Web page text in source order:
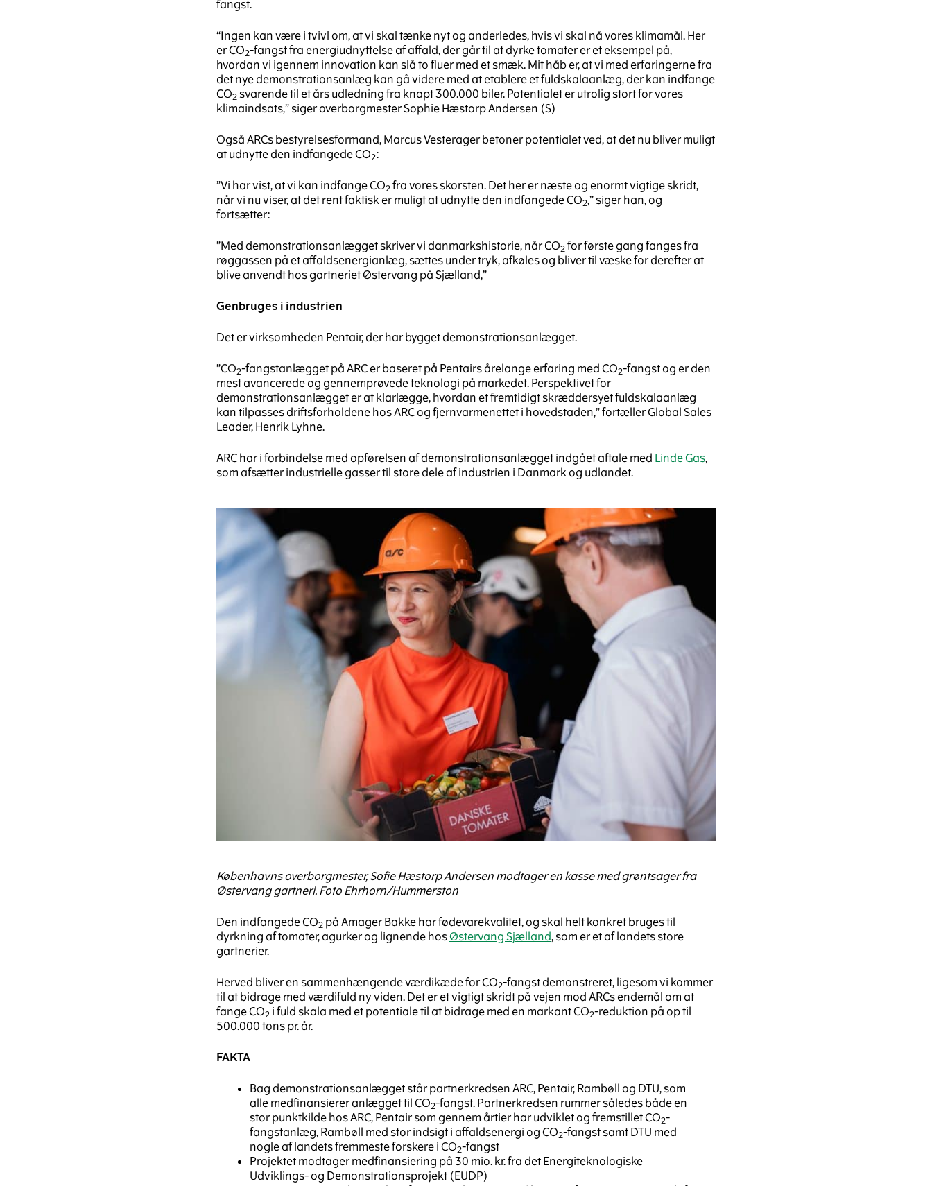
fangst.
“Ingen kan være i tvivl om, at vi skal tænke nyt og anderledes, hvis vi skal nå vores klimamål. Her
er CO2-fangst fra energiudnyttelse af affald, der går til at dyrke tomater er et eksempel på,
hvordan vi igennem innovation kan slå to fluer med et smæk. Mit håb er, at vi med erfaringerne fra
det nye demonstrationsanlæg kan gå videre med at etablere et fuldskalaanlæg, der kan indfange
CO2 svarende til et års udledning fra knapt 300.000 biler. Potentialet er utrolig stort for vores
klimaindsats,” siger overborgmester Sophie Hæstorp Andersen (S)
Også ARCs bestyrelsesformand, Marcus Vesterager betoner potentialet ved, at det nu bliver muligt
at udnytte den indfangede CO2:
”Vi har vist, at vi kan indfange CO2fra vores skorsten. Det her er næste og enormt vigtige skridt,
når vi nu viser, at det rent faktisk er muligt at udnytte den indfangede CO2,” siger han, og
fortsætter:
”Med demonstrationsanlægget skriver vi danmarkshistorie, når CO2for første gang fanges fra
røggassen på et affaldsenergianlæg, sættes under tryk, afkøles og bliver til væske for derefter at
blive anvendt hos gartneriet Østervang på Sjælland,”
Genbruges i industrien
Det er virksomheden Pentair, der har bygget demonstrationsanlægget.
”CO2-fangstanlægget på ARC er baseret på Pentairs årelange erfaring med CO2-fangst og er den
mest avancerede og gennemprøvede teknologi på markedet. Perspektivet for
demonstrationsanlægget er at klarlægge, hvordan et fremtidigt skræddersyet fuldskalaanlæg
kan tilpasses driftsforholdene hos ARC og fjernvarmenettet i hovedstaden,” fortæller Global Sales
Leader, Henrik Lyhne.
ARC har i forbindelse med opførelsen af demonstrationsanlægget indgået aftale med Linde Gas,
som afsætter industrielle gasser til store dele af industrien i Danmark og udlandet.
Københavns overborgmester, Sofie Hæstorp Andersen modtager en kasse med grøntsager fra
Østervang gartneri. Foto Ehrhorn/Hummerston
Den indfangede CO2 på Amager Bakke har fødevarekvalitet, og skal helt konkret bruges til
dyrkning af tomater, agurker og lignende hosØstervang Sjælland, som er et af landets store
gartnerier.
Herved bliver en sammenhængende værdikæde for CO2-fangst demonstreret, ligesom vi kommer
til at bidrage med værdifuld ny viden. Det er et vigtigt skridt på vejen mod ARCs endemål om at
fange CO2 i fuld skala med et potentiale til at bidrage med en markant CO2-reduktion på op til
500.000 tons pr. år.
FAKTA
Bag demonstrationsanlægget står partnerkredsen ARC, Pentair, Rambøll og DTU, som
alle medfinansierer anlægget til CO2-fangst. Partnerkredsen rummer således både en
stor punktkilde hos ARC, Pentair som gennem årtier har udviklet og fremstillet CO2-
fangstanlæg, Rambøll med stor indsigt i affaldsenergi og CO2-fangst samt DTU med
nogle af landets fremmeste forskere i CO2-fangst
Projektet modtager medfinansiering på 30 mio. kr. fra det Energiteknologiske
Udviklings- og Demonstrationsprojekt (EUDP)